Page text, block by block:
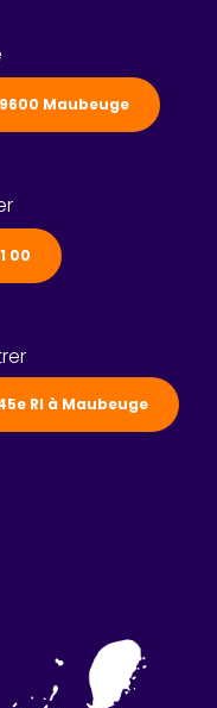
Maubeuge
00
RI à Maubeuge